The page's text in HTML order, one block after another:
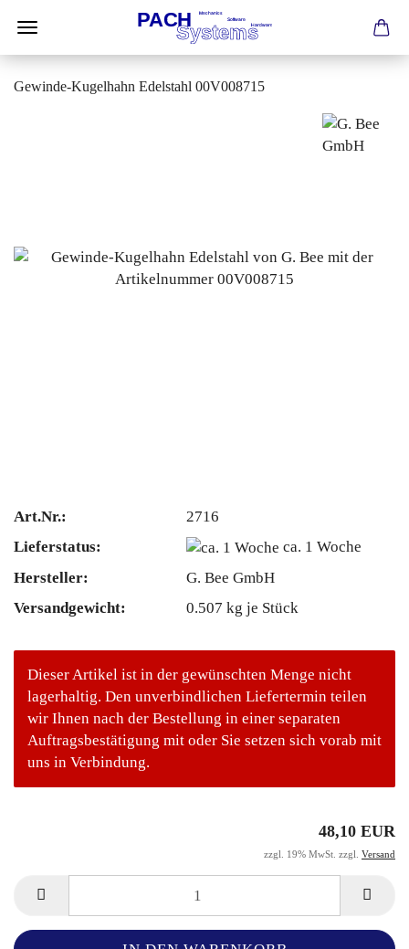
Gewinde-Kugelhahn Edelstahl 00V008715
Art.Nr.:
2716
Lieferstatus:
ca. 1 Woche
Hersteller:
G. Bee GmbH
Versandgewicht:
0.507 kg je Stück
Dieser Artikel ist in der gewünschten Menge nicht
lagerhaltig. Den unverbindlichen Liefertermin teilen
wir Ihnen nach der Bestellung in einer separaten
Auftragsbestätigung mit oder Sie setzen sich vorab mit
uns in Verbindung.
48,10 EUR
zzgl. 19% MwSt. zzgl. Versand